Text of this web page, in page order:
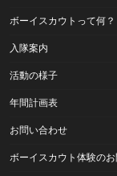
ボーイスカウトって何？
入隊案内
活動の様子
年間計画表
お問い合わせ
ボーイスカウト体験の